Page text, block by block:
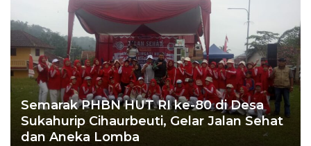
Semarak PHBN HUT RI ke-80 di Desa
Sukahurip Cihaurbeuti, Gelar Jalan Sehat
dan Aneka Lomba